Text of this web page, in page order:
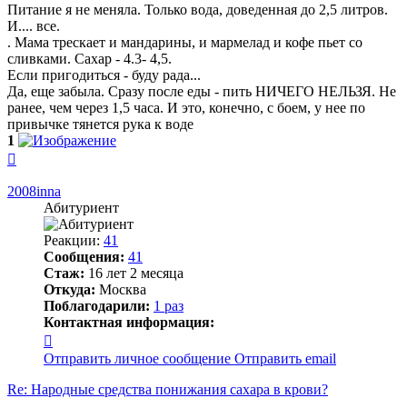
Питание я не меняла. Только вода, доведенная до 2,5 литров.
И.... все.
. Мама трескает и мандарины, и мармелад и кофе пьет со
сливками. Сахар - 4.3- 4,5.
Если пригодиться - буду рада...
Да, еще забыла. Сразу после еды - пить НИЧЕГО НЕЛЬЗЯ. Не
ранее, чем через 1,5 часа. И это, конечно, с боем, у нее по
привычке тянется рука к воде
1
началу
2008inna
Абитуриент
Реакции: 41
Сообщения: 41
Стаж: 16 лет 2 месяца
Откуда: Москва
Поблагодарили: 1 раз
Контактная информация:
информация
пользователя
2008inna
Отправить личное сообщение Отправить email
Re: Народные средства понижания сахара в крови?